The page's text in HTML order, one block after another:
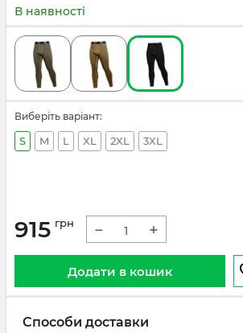
В наявності
Виберіть варіант:
S M L XL 2XL 3XL
915 грн − +
Додати в кошик
Способи доставки